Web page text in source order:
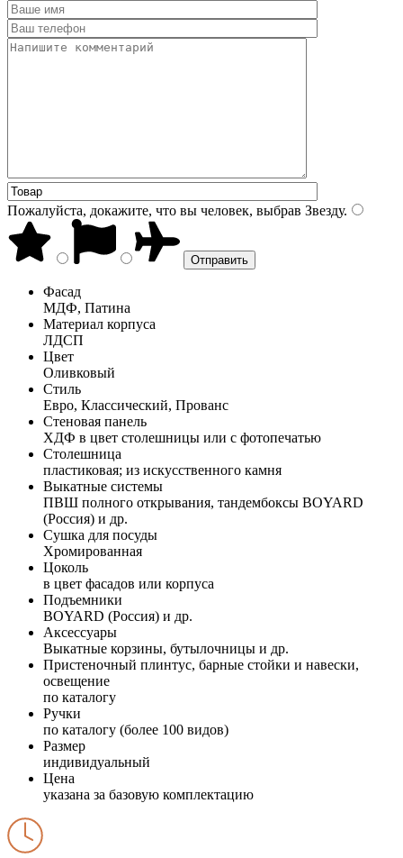
Пожалуйста, докажите, что вы человек, выбрав Звезду.
Фасад
МДФ, Патина
Материал корпуса
ЛДСП
Цвет
Оливковый
Стиль
Евро, Классический, Прованс
Стеновая панель
ХДФ в цвет столешницы или с фотопечатью
Столешница
пластиковая; из искусственного камня
Выкатные системы
ПВШ полного открывания, тандембоксы BOYARD
(Россия) и др.
Сушка для посуды
Хромированная
Цоколь
в цвет фасадов или корпуса
Подъемники
BOYARD (Россия) и др.
Аксессуары
Выкатные корзины, бутылочницы и др.
Пристеночный плинтус, барные стойки и навески,
освещение
по каталогу
Ручки
по каталогу (более 100 видов)
Размер
индивидуальный
Цена
указана за базовую комплектацию